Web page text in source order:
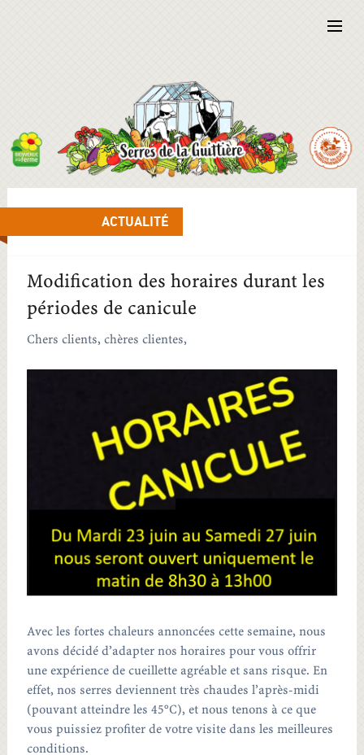
ACTUALITÉ
Modification des horaires durant les
périodes de canicule
Chers clients, chères clientes,
Avec les fortes chaleurs annoncées cette semaine, nous
avons décidé d’adapter nos horaires pour vous offrir
une expérience de cueillette agréable et sans risque. En
effet, nos serres deviennent très chaudes l’après-midi
(pouvant atteindre les 45°C), et nous tenons à ce que
vous puissiez profiter de votre visite dans les meilleures
conditions.